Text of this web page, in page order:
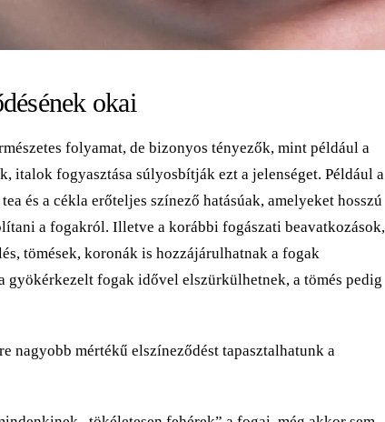
okai
folyamat, de bizonyos tényezők, mint például a
italok fogyasztása súlyosbítják ezt a jelenséget. Például a
és a cékla erőteljes színező hatásúak, amelyeket hosszú
a fogakról. Illetve a korábbi fogászati beavatkozások,
tömések, koronák is hozzájárulhatnak a fogak
gyökérkezelt fogak idővel elszürkülhetnek, a tömés pedig
nagyobb mértékű elszíneződést tapasztalhatunk a